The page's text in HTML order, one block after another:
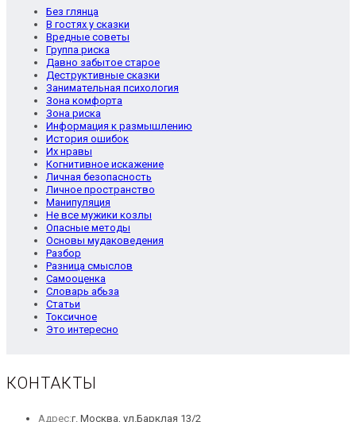
Без глянца
В гостях у сказки
Вредные советы
Группа риска
Давно забытое старое
Деструктивные сказки
Занимательная психология
Зона комфорта
Зона риска
Информация к размышлению
История ошибок
Их нравы
Когнитивное искажение
Личная безопасность
Личное пространство
Манипуляция
Не все мужики козлы
Опасные методы
Основы мудаковедения
Разбор
Разница смыслов
Самооценка
Словарь абьза
Статьи
Токсичное
Это интересно
КОНТАКТЫ
Адрес:г. Москва, ул.Барклая 13/2